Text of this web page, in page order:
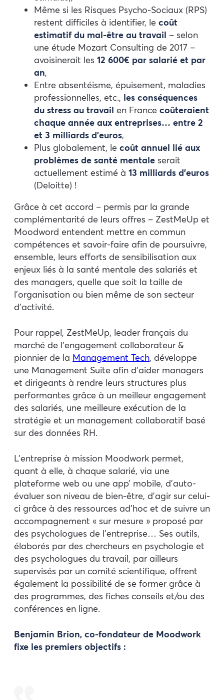
Même si les Risques Psycho-Sociaux (RPS)
restent difficiles à identifier, le coût
estimatif du mal-être au travail – selon
une étude Mozart Consulting de 2017 –
avoisinerait les 12 600€ par salarié et par
an,
Entre absentéisme, épuisement, maladies
professionnelles, etc., les conséquences
du stress au travail en France coûteraient
chaque année aux entreprises… entre 2
et 3 milliards d’euros,
Plus globalement, le coût annuel lié aux
problèmes de santé mentale serait
actuellement estimé à 13 milliards d’euros
(Deloitte) !
Grâce à cet accord – permis par la grande
complémentarité de leurs offres – ZestMeUp et
Moodword entendent mettre en commun
compétences et savoir-faire afin de poursuivre,
ensemble, leurs efforts de sensibilisation aux
enjeux liés à la santé mentale des salariés et
des managers, quelle que soit la taille de
l’organisation ou bien même de son secteur
d’activité.
Pour rappel, ZestMeUp, leader français du
marché de l’engagement collaborateur &
pionnier de la Management Tech, développe
une Management Suite afin d’aider managers
et dirigeants à rendre leurs structures plus
performantes grâce à un meilleur engagement
des salariés, une meilleure exécution de la
stratégie et un management collaboratif basé
sur des données RH.
L’entreprise à mission Moodwork permet,
quant à elle, à chaque salarié, via une
plateforme web ou une app’ mobile, d’auto-
évaluer son niveau de bien-être, d’agir sur celui-
ci grâce à des ressources ad’hoc et de suivre un
accompagnement « sur mesure » proposé par
des psychologues de l’entreprise… Ses outils,
élaborés par des chercheurs en psychologie et
des psychologues du travail, par ailleurs
supervisés par un comité scientifique, offrent
également la possibilité de se former grâce à
des programmes, des fiches conseils et/ou des
conférences en ligne.
Benjamin Brion, co-fondateur de Moodwork
fixe les premiers objectifs :